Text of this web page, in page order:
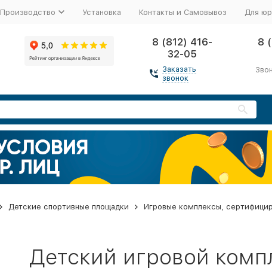
Производство Установка Контакты и Самовывоз Для
8 (812) 416-
32-05
Заказать
звонок
8
Детские спортивные площадки
Игровые комплексы,
Детский игровой